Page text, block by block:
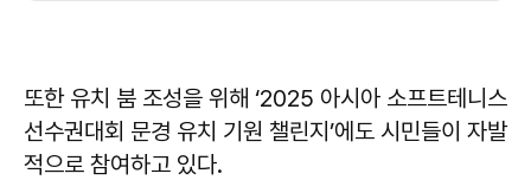
또한 유치 붐 조성을 위해 ‘2025 아시아 소프트테니스
선수권대회 문경 유치 기원 챌린지’에도 시민들이 자발
적으로 참여하고 있다.